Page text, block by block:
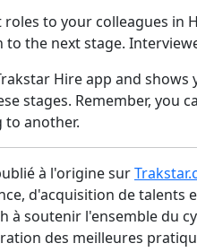
to your colleagues
the next stage.
Hire app and
stages. Remember, you
to another.
à l'origine sur
d'acquisition de
à soutenir l'ensemble du
des meilleures